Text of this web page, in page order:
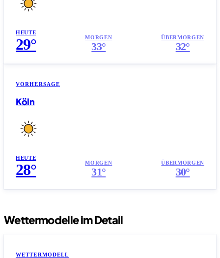
HEUTE
29° MORGEN
33°
ÜBERMORGEN
32°
VORHERSAGE
Köln
HEUTE
28° MORGEN
31°
ÜBERMORGEN
30°
Wettermodelle im Detail
WETTERMODELL